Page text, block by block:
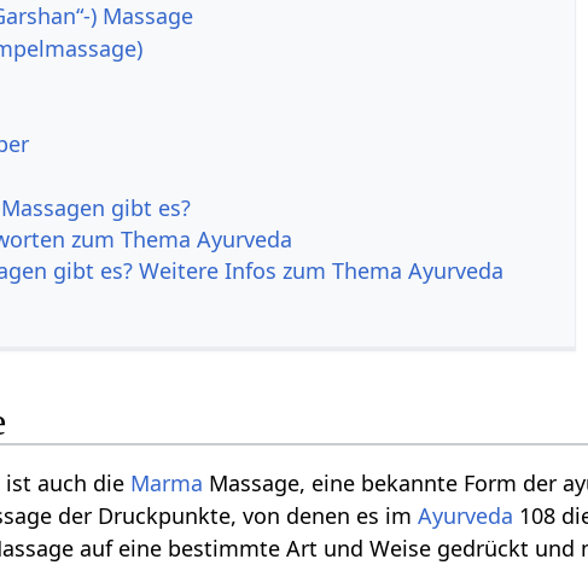
) Massage
gibt es?
zum Thema Ayurveda
gibt es? Weitere Infos zum Thema Ayurveda
ist auch die Marma Massage, eine bekannte Form der
der Druckpunkte, von denen es imAyurveda 108
auf eine bestimmte Art und Weise gedrückt und